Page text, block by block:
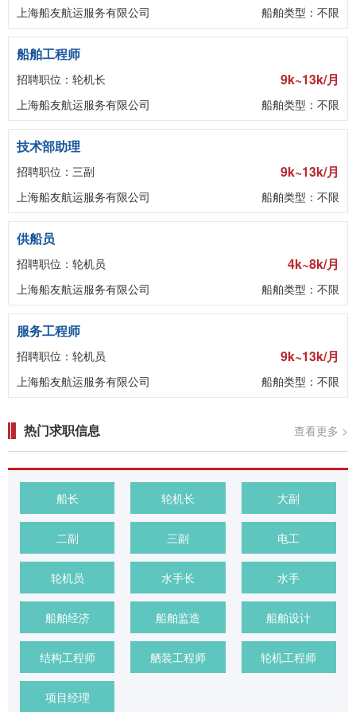
上海船友航运服务有限公司 船舶类型：不限
船舶工程师
招聘职位：轮机长 9k~13k/月
上海船友航运服务有限公司 船舶类型：不限
技术部助理
招聘职位：三副 9k~13k/月
上海船友航运服务有限公司 船舶类型：不限
供船员
招聘职位：轮机员 4k~8k/月
上海船友航运服务有限公司 船舶类型：不限
服务工程师
招聘职位：轮机员 9k~13k/月
上海船友航运服务有限公司 船舶类型：不限
热门求职信息 查看更多 >
船长 轮机长 大副
二副 三副 电工
轮机员 水手长 水手
船舶经济 船舶监造 船舶设计
结构工程师 舾装工程师 轮机工程师
项目经理